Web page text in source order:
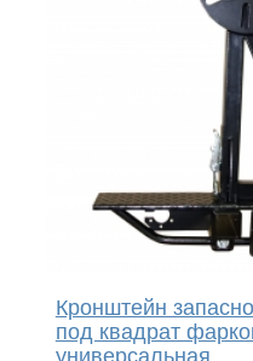
Кронштейн
под квадрат